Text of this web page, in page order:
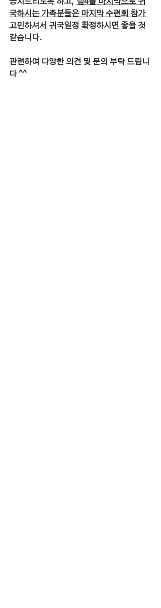
공지드리도록 하고, 텀4를 마지막으로 귀
국하시는 가족분들은 마지막 수련회 참가
고민하셔서 귀국일정 확정하시면 좋을 것
같습니다.
관련하여 다양한 의견 및 문의 부탁 드립니
다 ^^